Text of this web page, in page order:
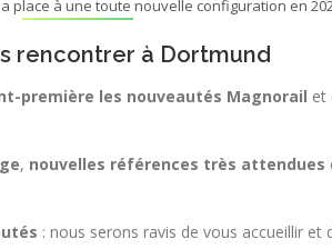
place à une toute nouvelle configuration en
rencontrer à Dortmund
première les nouveautés Magnorail et
, nouvelles références très attendues
: nous serons ravis de vous accueillir et